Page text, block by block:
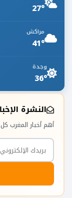
27°
مراكش
41°
وجدة
36°
النشرة
أهم أخبار المغرب كل